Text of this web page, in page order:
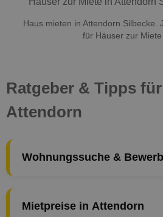
Haus mieten in Attendorn Silbecke.
für Häuser zur Miete
Ratgeber & Tipps
Attendorn
Wohnungssuche &
Mietpreise in Attendorn